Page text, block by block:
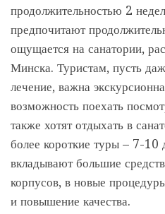
продолжительностью 2
предпочитают
ощущается на санатории,
Минска. Туристам, пусть
лечение, важна
возможность поехать
также хотят отдыхать в
более короткие туры – 7-10
вкладывают большие
корпусов, в новые
и повышение качества.